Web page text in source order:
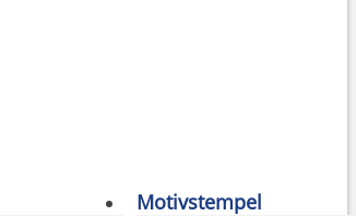
Motivstempel